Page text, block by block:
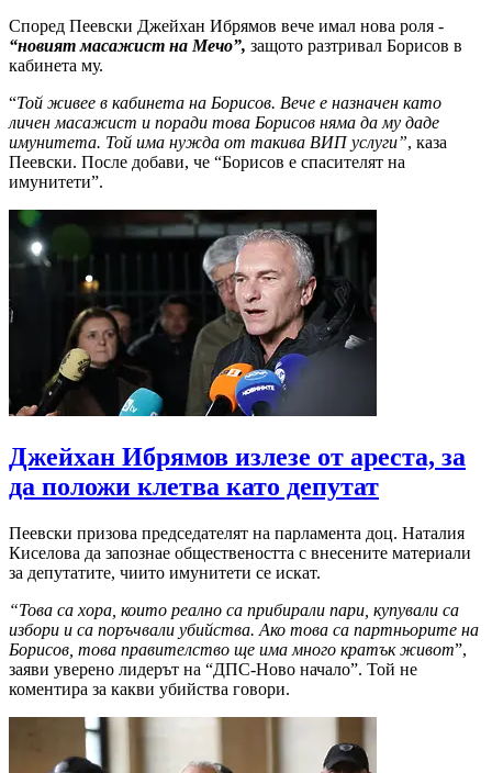
Според Пеевски Джейхан Ибрямов вече имал нова роля -
“новият масажист на Мечо”, защото разтривал Борисов в
кабинета му.
“Той живее в кабинета на Борисов. Вече е назначен като
личен масажист и поради това Борисов няма да му даде
имунитета. Той има нужда от такива ВИП услуги”, каза
Пеевски. После добави, че “Борисов е спасителят на
имунитети”.
Джейхан Ибрямов излезе от ареста, за
да положи клетва като депутат
Пеевски призова председателят на парламента доц. Наталия
Киселова да запознае обществеността с внесените материали
за депутатите, чиито имунитети се искат.
“Това са хора, които реално са прибирали пари, купували са
избори и са поръчвали убийства. Ако това са партньорите на
Борисов, това правителство ще има много кратък живот”,
заяви уверено лидерът на “ДПС-Ново начало”. Той не
коментира за какви убийства говори.